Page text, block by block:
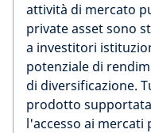
attività di mercato
private asset sono
a investitori
potenziale di
di diversificazione.
prodotto
l'accesso ai mercati